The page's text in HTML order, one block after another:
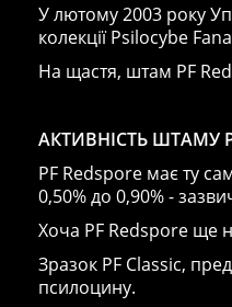
У лютому 2003 року
колекції Psilocybe
На щастя, штам PF
АКТИВНІСТЬ ШТАМУ
PF Redspore має ту
0,50% до 0,90% -
Хоча PF Redspore ще
Зразок PF Classic,
псилоцину.